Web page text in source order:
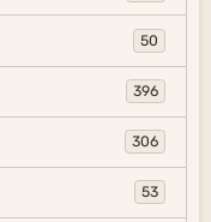
50
396
306
53